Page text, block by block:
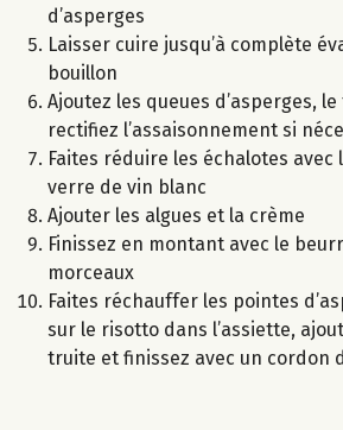
d’asperges
Laisser cuire jusqu’à complète
bouillon
Ajoutez les queues d’asperges,
rectifiez l’assaisonnement si
Faites réduire les échalotes avec
verre de vin blanc
Ajouter les algues et la crème
Finissez en montant avec le
morceaux
Faites réchauffer les pointes
sur le risotto dans l’assiette,
truite et finissez avec un cordon